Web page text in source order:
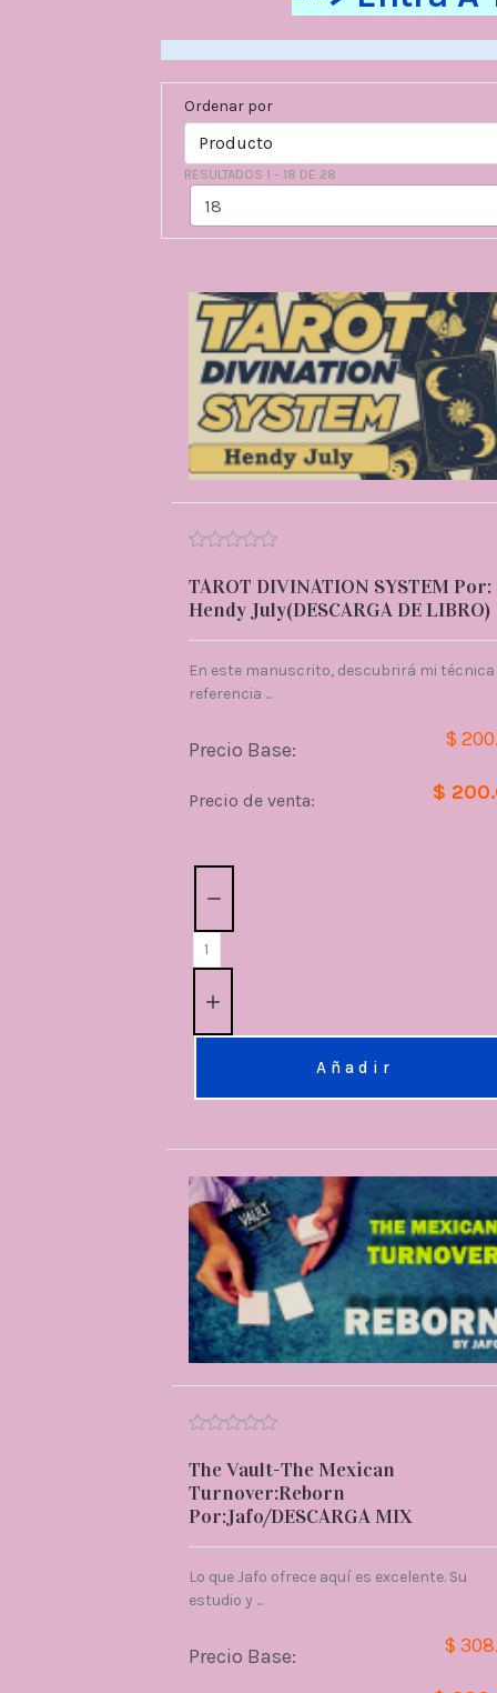
Ordenar por
RESULTADOS 1 - 18 DE 28
TAROT DIVINATION SYSTEM Por:
Hendy July(DESCARGA DE LIBRO)
En este manuscrito, descubrirá mi técnica
referencia ...
Precio Base: $
Precio de venta: $
Añadir
The Vault-The Mexican
Turnover:Reborn
Por:Jafo/DESCARGA MIX
Lo que Jafo ofrece aquí es excelente. Su
estudio y ...
Precio Base: $